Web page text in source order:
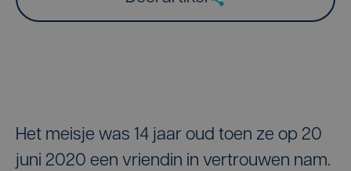
Het meisje was 14 jaar oud toen ze op 20
juni 2020 een vriendin in vertrouwen nam.